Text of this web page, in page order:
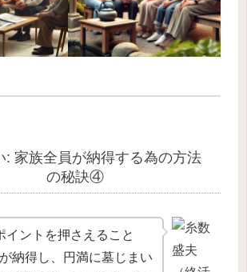
: 家族全員が納得する為の方法
の秘訣④
イントを押さえること
納得し、円満に墓じまい